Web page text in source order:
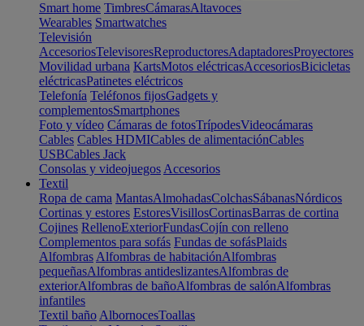
Smart home TimbresCámarasAltavoces
Wearables Smartwatches
Televisión
AccesoriosTelevisoresReproductoresAdaptadoresProyectores
Movilidad urbana KartsMotos eléctricasAccesoriosBicicletas
eléctricasPatinetes eléctricos
Telefonía Teléfonos fijosGadgets y
complementosSmartphones
Foto y vídeo Cámaras de fotosTrípodesVideocámaras
Cables Cables HDMICables de alimentaciónCables
USBCables Jack
Consolas y videojuegos Accesorios
Textil
Ropa de cama MantasAlmohadasColchasSábanasNórdicos
Cortinas y estores EstoresVisillosCortinasBarras de cortina
Cojines RellenoExteriorFundasCojín con relleno
Complementos para sofás Fundas de sofásPlaids
Alfombras Alfombras de habitaciónAlfombras
pequeñasAlfombras antideslizantesAlfombras de
exteriorAlfombras de bañoAlfombras de salónAlfombras
infantiles
Textil baño AlbornocesToallas